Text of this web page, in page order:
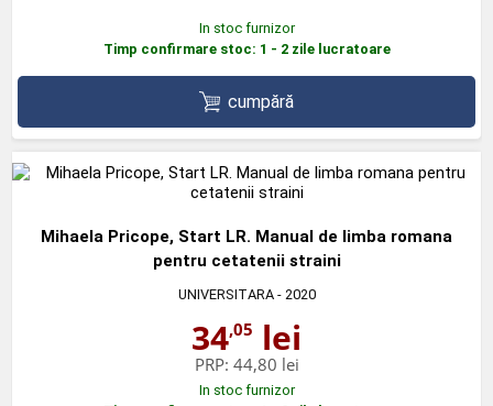
In stoc furnizor
Timp confirmare stoc: 1 - 2 zile lucratoare
cumpără
Mihaela Pricope, Start LR. Manual de limba romana
pentru cetatenii straini
UNIVERSITARA- 2020
34,05 lei
PRP: 44,80 lei
In stoc furnizor